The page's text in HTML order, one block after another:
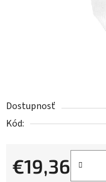
Dostupnosť
Kód:
€19,36